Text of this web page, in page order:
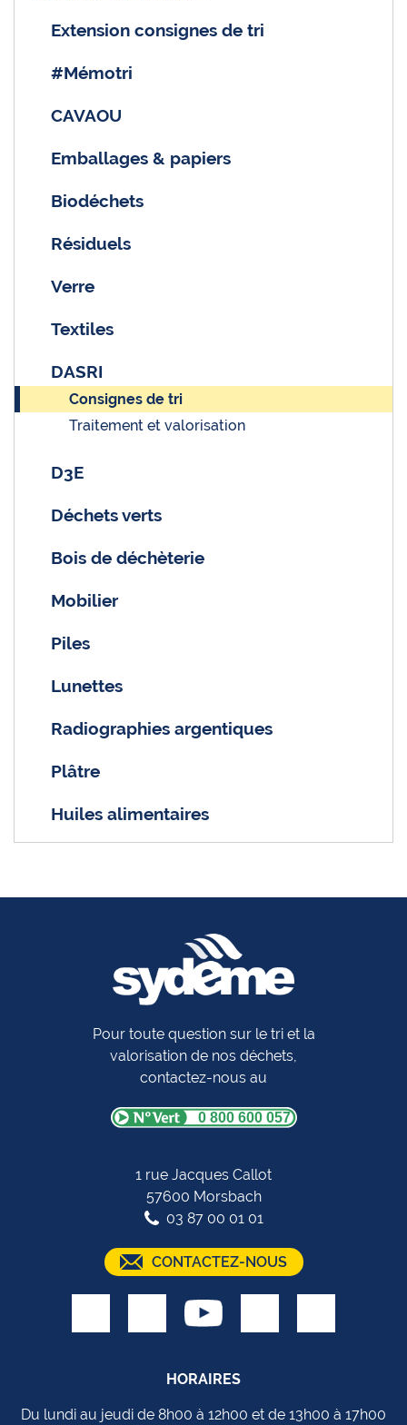
Extension consignes de tri
#Mémotri
CAVAOU
Emballages & papiers
Biodéchets
Résiduels
Verre
Textiles
DASRI
Consignes de tri
Traitement et valorisation
D3E
Déchets verts
Bois de déchèterie
Mobilier
Piles
Lunettes
Radiographies argentiques
Plâtre
Huiles alimentaires
Pour toute question sur le tri et la
valorisation de nos déchets,
contactez-nous au
0 800 600 057
1 rue Jacques Callot
57600 Morsbach
03 87 00 01 01
CONTACTEZ-NOUS
HORAIRES
Du lundi au jeudi de 8h00 à 12h00 et de 13h00 à 17h00